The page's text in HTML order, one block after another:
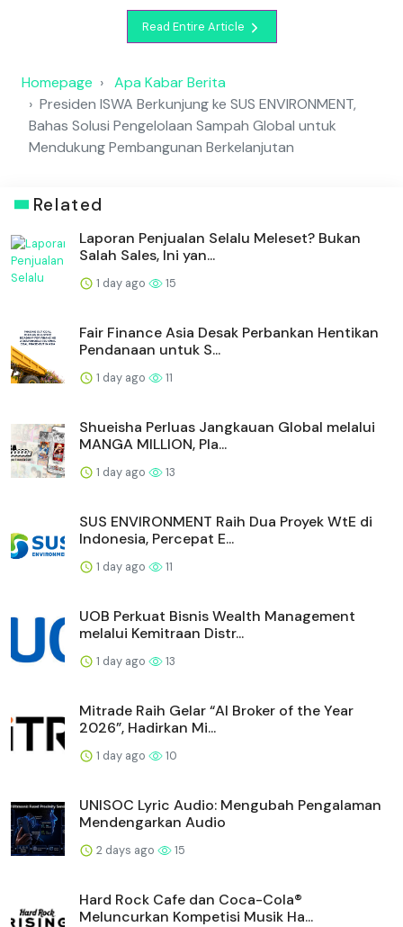
Read Entire Article
Homepage
Apa Kabar Berita
Presiden ISWA Berkunjung ke SUS ENVIRONMENT,
Bahas Solusi Pengelolaan Sampah Global untuk
Mendukung Pembangunan Berkelanjutan
Related
Laporan Penjualan Selalu Meleset? Bukan
Salah Sales, Ini yan...
1 day ago 15
Fair Finance Asia Desak Perbankan Hentikan
Pendanaan untuk S...
1 day ago 11
Shueisha Perluas Jangkauan Global melalui
MANGA MILLION, Pla...
1 day ago 13
SUS ENVIRONMENT Raih Dua Proyek WtE di
Indonesia, Percepat E...
1 day ago 11
UOB Perkuat Bisnis Wealth Management
melalui Kemitraan Distr...
1 day ago 13
Mitrade Raih Gelar “AI Broker of the Year
2026”, Hadirkan Mi...
1 day ago 10
UNISOC Lyric Audio: Mengubah Pengalaman
Mendengarkan Audio
2 days ago 15
Hard Rock Cafe dan Coca-Cola®
Meluncurkan Kompetisi Musik Ha...